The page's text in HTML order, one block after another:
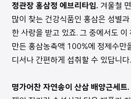
정관장 홍삼정 에브리타임. 겨울철
많이 찾는 건강식품인 홍삼은 성별
한 사랑을 받고 있죠. 그 중에서도
만든 홍삼농축액 100%에 정제수만
디서나 간편하게 섭취할 수 있답니다.
명가어찬 자연송이 산삼 배양근세트.